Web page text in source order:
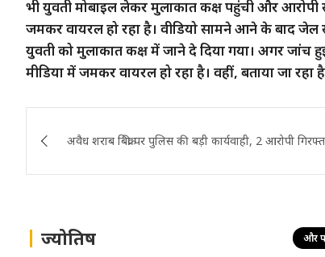
भी युवती मोबाइल लेकर मुलाकात कक्ष पहुंची और आरोपी से
जमकर वायरल हो रहा है। वीडियो सामने आने के बाद जेल
युवती को मुलाकात कक्ष में जाने दे दिया गया। अगर जांच
मीडिया में जमकर वायरल हो रहा है। वहीं, बताया जा
navigation
अवैध शराब बिक्री पर पुलिस की बड़ी कार्यवाही, 2 आरोपी
ज्योतिष और